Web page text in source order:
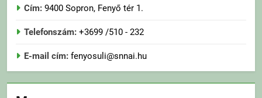
Cím: 9400 Sopron, Fenyő tér 1.
Telefonszám: +3699 /510 - 232
E-mail cím: fenyosuli@snnai.hu